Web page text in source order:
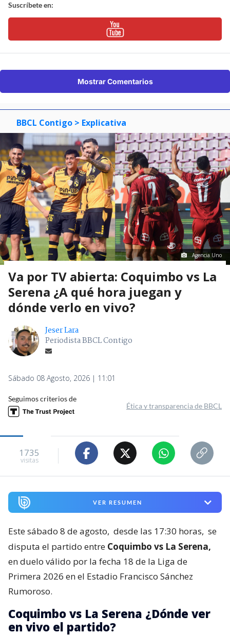
Suscríbete en:
Mostrar Comentarios
BBCL Contigo > Explicativa
Agencia Uno
Va por TV abierta: Coquimbo vs La
Serena ¿A qué hora juegan y
dónde verlo en vivo?
Jeser Lara
Periodista BBCL Contigo
Sábado 08 Agosto, 2026 | 11:01
Seguimos criterios de
Ética y transparencia de BBCL
1735
visitas
VER RESUMEN
Este sábado 8 de agosto, desde las 17:30 horas, se
disputa el partido entre Coquimbo vs La Serena,
en duelo válido por la fecha 18 de la Liga de
Primera 2026 en el Estadio Francisco Sánchez
Rumoroso.
Coquimbo vs La Serena ¿Dónde ver
en vivo el partido?